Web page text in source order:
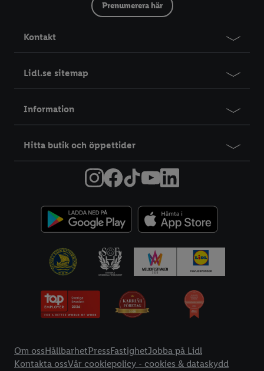
Prenumerera här
Kontakt
Lidl.se sitemap
Information
Hitta butik och öppettider
Om ossHållbarhetPressFastighetJobba på Lidl
Kontakta ossVår cookiepolicy - cookies & dataskydd